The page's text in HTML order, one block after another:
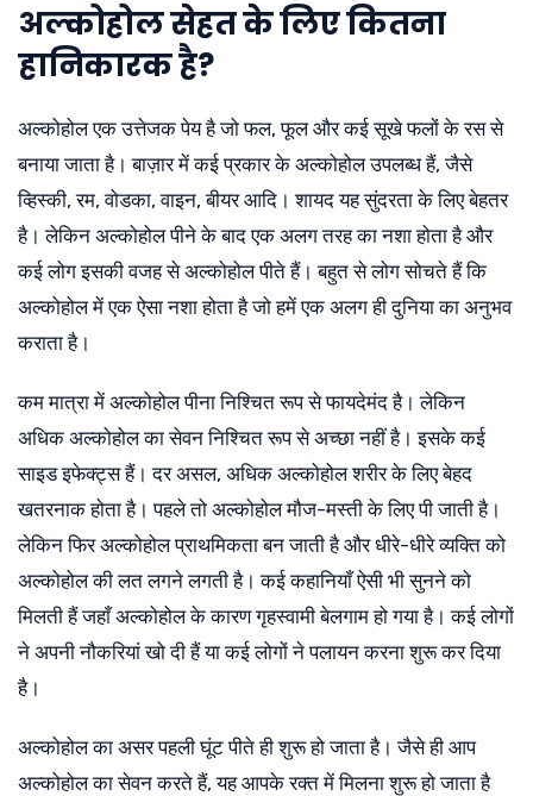
अल्कोहोल सेहत के लिए कितना
हानिकारक है?
अल्कोहोल एक उत्तेजक पेय है जो फल, फूल और कई सूखे फलों के रस से
बनाया जाता है। बाज़ार में कई प्रकार के अल्कोहोल उपलब्ध हैं, जैसे
व्हिस्की, रम, वोडका, वाइन, बीयर आदि। शायद यह सुंदरता के लिए बेहतर
है। लेकिन अल्कोहोल पीने के बाद एक अलग तरह का नशा होता है और
कई लोग इसकी वजह से अल्कोहोल पीते हैं। बहुत से लोग सोचते हैं कि
अल्कोहोल में एक ऐसा नशा होता है जो हमें एक अलग ही दुनिया का अनुभव
कराता है।
कम मात्रा में अल्कोहोल पीना निश्चित रूप से फायदेमंद है। लेकिन
अधिक अल्कोहोल का सेवन निश्चित रूप से अच्छा नहीं है। इसके कई
साइड इफेक्ट्स हैं। दर असल, अधिक अल्कोहोल शरीर के लिए बेहद
खतरनाक होता है। पहले तो अल्कोहोल मौज-मस्ती के लिए पी जाती है।
लेकिन फिर अल्कोहोल प्राथमिकता बन जाती है और धीरे-धीरे व्यक्ति को
अल्कोहोल की लत लगने लगती है। कई कहानियाँ ऐसी भी सुनने को
मिलती हैं जहाँ अल्कोहोल के कारण गृहस्वामी बेलगाम हो गया है। कई लोगों
ने अपनी नौकरियां खो दी हैं या कई लोगों ने पलायन करना शुरू कर दिया
है।
अल्कोहोल का असर पहली घूंट पीते ही शुरू हो जाता है। जैसे ही आप
अल्कोहोल का सेवन करते हैं, यह आपके रक्त में मिलना शुरू हो जाता है